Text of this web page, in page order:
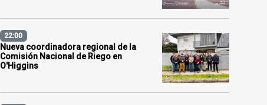
22:00
Nueva coordinadora regional de la
Comisión Nacional de Riego en
O'Higgins